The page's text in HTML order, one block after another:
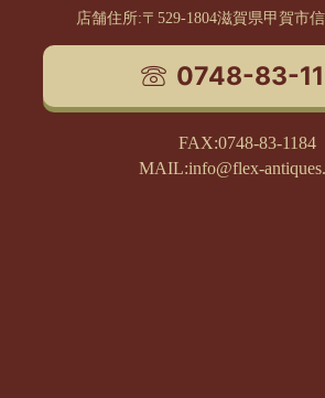
店舗住所:〒529-1804滋賀県甲賀市
0748-83-
FAX:0748-83-1184
MAIL:info@flex-